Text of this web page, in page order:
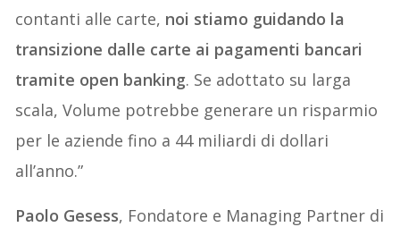
contanti alle carte, noi stiamo guidando la
transizione dalle carte ai pagamenti bancari
tramite open banking. Se adottato su larga
scala, Volume potrebbe generare un risparmio
per le aziende fino a 44 miliardi di dollari
all’anno.”
Paolo Gesess, Fondatore e Managing Partner di